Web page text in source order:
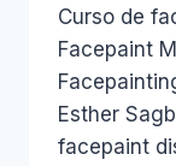
Curso de
Facepaint
Esther
facepaint